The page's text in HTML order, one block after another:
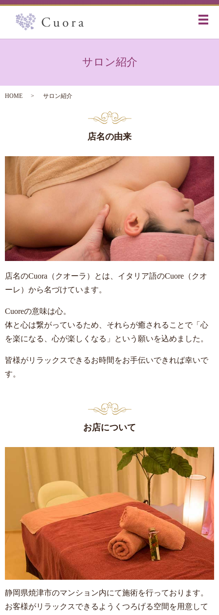
メ
サロン紹介
HOME サロン紹介
店名の由来
店名のCuora（クオーラ）とは、イタリア語のCuore（クオ
ーレ）から名づけています。
Cuoreの意味は心。
体と心は繋がっているため、それらが癒されることで「心
を楽になる、心が楽しくなる」という願いを込めました。
皆様がリラックスできるお時間をお手伝いできれば幸いで
す。
お店について
静岡県焼津市のマンション内にて施術を行っております。
お客様がリラックスできるようくつろげる空間を用意して